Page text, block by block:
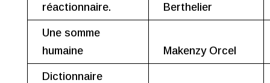
réactionnaire.
Berthelier
Une somme
humaine
Makenzy Orcel
Dictionnaire